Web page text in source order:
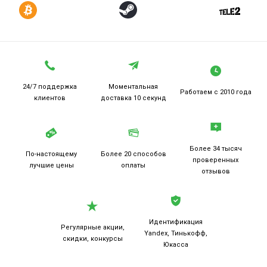
24/7 поддержка
клиентов
Моментальная
доставка 10 секунд
Работаем с 2010 года
По-настоящему
лучшие цены
Более 20 способов
оплаты
Более 34 тысяч
проверенных
отзывов
Регулярные акции,
скидки, конкурсы
Идентификация
Yandex, Тинькофф,
Юкасса